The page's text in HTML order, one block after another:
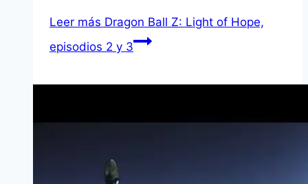
Leer más Dragon Ball Z: Light of Hope,
episodios 2 y 3